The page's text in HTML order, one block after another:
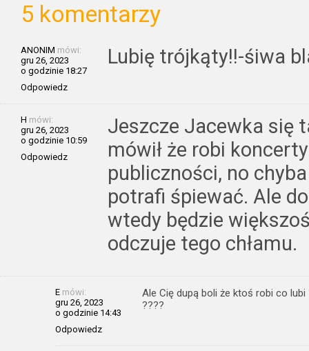
5 komentarzy
ANONIM mówi:
gru 26, 2023
o godzinie 18:27
Odpowiedz
Lubię trójkąty!!-śiwa
H mówi:
gru 26, 2023
o godzinie 10:59
Odpowiedz
Jeszcze Jacewka się
mówił że robi
publiczności, no
potrafi śpiewać. Ale
wtedy będzie
odczuje tego chłamu.
E mówi:
gru 26, 2023
o godzinie 14:43
Odpowiedz
Ale Cię dupą boli że ktoś robi co
????